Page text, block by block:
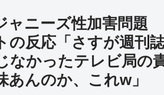
ャニーズ性加害問題
反応「さすが週刊
なかったテレビ局の
あんのか、これw」